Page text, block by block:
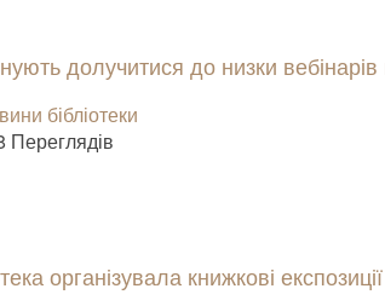
долучитися до низки вебінарів
бібліотеки
Пере­гля­дів
організувала книжкові